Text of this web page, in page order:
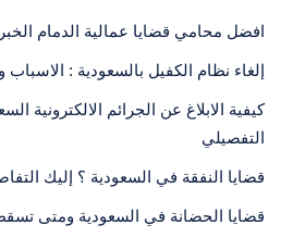
افضل محامي قضايا عمالية الدمام
إلغاء نظام الكفيل بالسعودية : الاسباب
كيفية الابلاغ عن الجرائم الالكترونية
التفصيلي
قضايا النفقة في السعودية ؟ إليك
قضايا الحضانة في السعودية ومتى